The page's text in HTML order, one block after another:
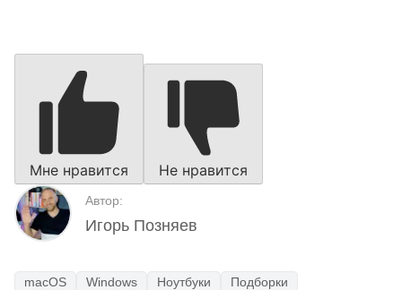
Мне нравится Не нравится
Автор:
Игорь Позняев
macOS Windows Ноутбуки Подборки